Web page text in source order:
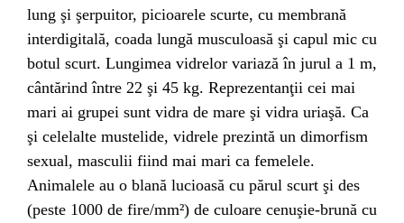
lung şi şerpuitor, picioarele scurte, cu membrană
interdigitală, coada lungă musculoasă şi capul mic cu
botul scurt. Lungimea vidrelor variază în jurul a 1 m,
cântărind între 22 şi 45 kg. Reprezentanţii cei mai
mari ai grupei sunt vidra de mare şi vidra uriaşă. Ca
şi celelalte mustelide, vidrele prezintă un dimorfism
sexual, masculii fiind mai mari ca femelele.
Animalele au o blană lucioasă cu părul scurt şi des
(peste 1000 de fire/mm²) de culoare cenuşie-brună cu